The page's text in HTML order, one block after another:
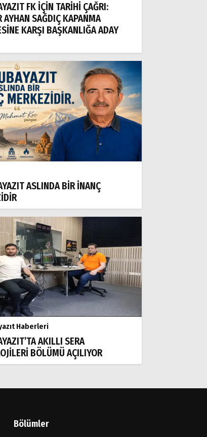
FK İÇİN TARİHİ ÇAĞRI:
AYHAN SAĞDIÇ KAPANMA
KARŞI BAŞKANLIĞA ADAY
ASLINDA BİR İNANÇ
Haberleri
AKILLI SERA
BÖLÜMÜ AÇILIYOR
Bölümler